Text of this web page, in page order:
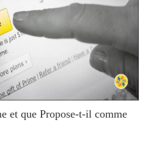
et que Propose-t-il comme